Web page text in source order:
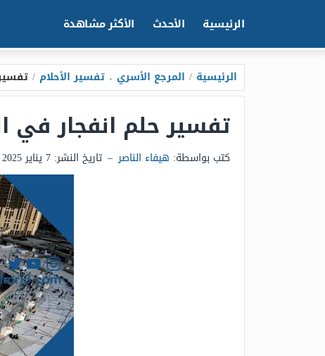
الرئيسية الأحدث الأكثر مشاهدة
الرئيسية / المرجع الأسري ، تفسير الأحلام /
تفسير حلم انفجار في
كتب بواسطة: هيفاء الناصر – تاريخ النشر: 7 يناير 2025 - 8:11ص